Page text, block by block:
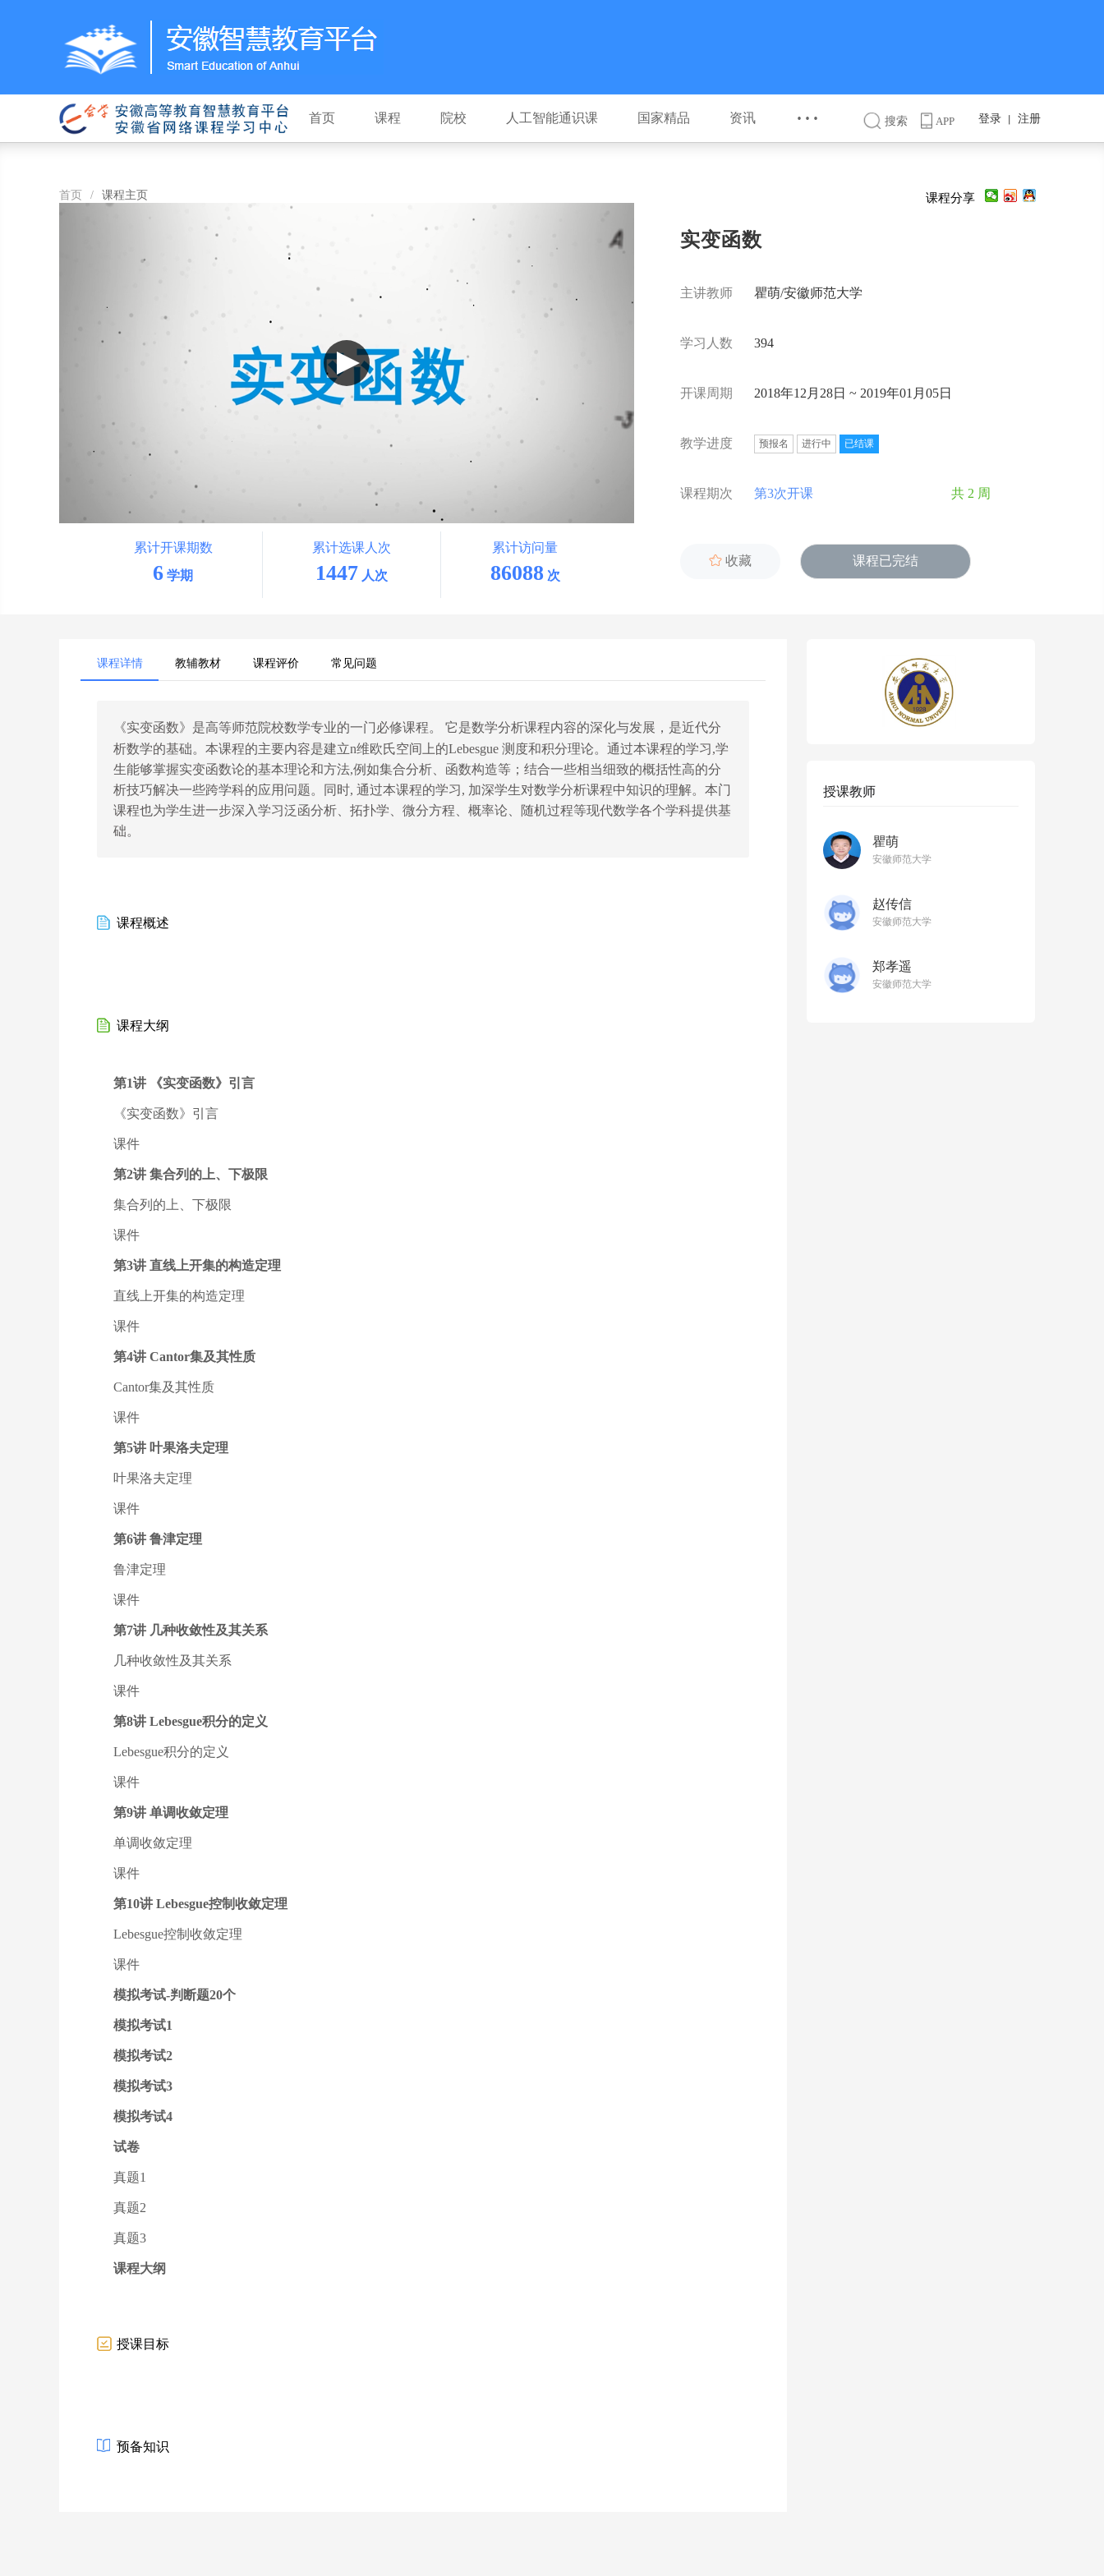
首页 课程 院校 人工智能通识课 国家精品 资讯 ··· 搜索 APP 登录 注册
首页 / 课程主页
累计开课期数
6 学期
累计选课人次
1447 人次
累计访问量
86088 次
课程分享
实变函数
主讲教师 瞿萌/安徽师范大学
学习人数 394
开课周期 2018年12月28日 ~ 2019年01月05日
教学进度 预报名 进行中 已结课
课程期次 第3次开课 共 2 周
 收藏 课程已完结
课程详情 教辅教材 课程评价 常见问题
《实变函数》是高等师范院校数学专业的一门必修课程。
它是数学分析课程内容的深化与发展，是近代分
析数学的基础。本课程的主要内容是建立n维欧氏空间上的Lebesgue 测度和积分理论。通过本课程的学习,学
生能够掌握实变函数论的基本理论和方法,例如集合分析、函数构造等；结合一些相当细致的概括性高的分
析技巧解决一些跨学科的应用问题。同时, 通过本课程的学习, 加深学生对数学分析课程中知识的理解。本门
课程也为学生进一步深入学习泛函分析、拓扑学、微分方程、概率论、随机过程等现代数学各个学科提供基
础。
课程概述
课程大纲
第1讲 《实变函数》引言
《实变函数》引言
课件
第2讲 集合列的上、下极限
集合列的上、下极限
课件
第3讲 直线上开集的构造定理
直线上开集的构造定理
课件
第4讲 Cantor集及其性质
Cantor集及其性质
课件
第5讲 叶果洛夫定理
叶果洛夫定理
课件
第6讲 鲁津定理
鲁津定理
课件
第7讲 几种收敛性及其关系
几种收敛性及其关系
课件
第8讲 Lebesgue积分的定义
Lebesgue积分的定义
课件
第9讲 单调收敛定理
单调收敛定理
课件
第10讲 Lebesgue控制收敛定理
Lebesgue控制收敛定理
课件
模拟考试-判断题20个
模拟考试1
模拟考试2
模拟考试3
模拟考试4
试卷
真题1
真题2
真题3
课程大纲
授课目标
预备知识
授课教师
瞿萌
安徽师范大学
赵传信
安徽师范大学
郑孝遥
安徽师范大学